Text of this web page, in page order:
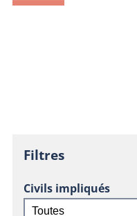
Filtres
Civils impliqués